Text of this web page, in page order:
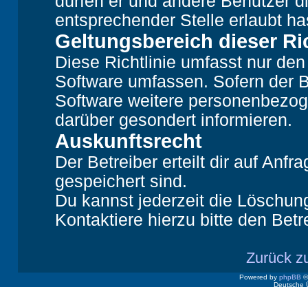
entsprechender Stelle erlaubt
Geltungsbereich dieser
Diese Richtlinie umfasst nur
Software umfassen. Sofern der
Software weitere
darüber gesondert informieren.
Auskunftsrecht
Der Betreiber erteilt dir auf
gespeichert sind.
Du kannst jederzeit die
Kontaktiere hierzu bitte den
Zurück
Powered by phpBB
Deutsche